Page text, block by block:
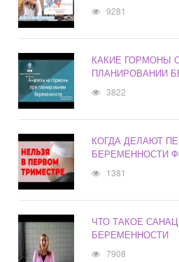
9281
КАКИЕ ГОРМОНЫ
ПЛАНИРОВАНИИ
3822
КОГДА ДЕЛАЮТ
БЕРЕМЕННОСТИ
1381
ЧТО ТАКОЕ
БЕРЕМЕННОСТИ
7908